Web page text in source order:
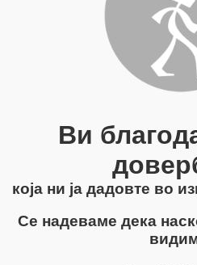
Ви
која ни ја дадовте во
Се надеваме дека